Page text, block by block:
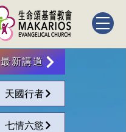
最新講道
天國行者
七情六慾